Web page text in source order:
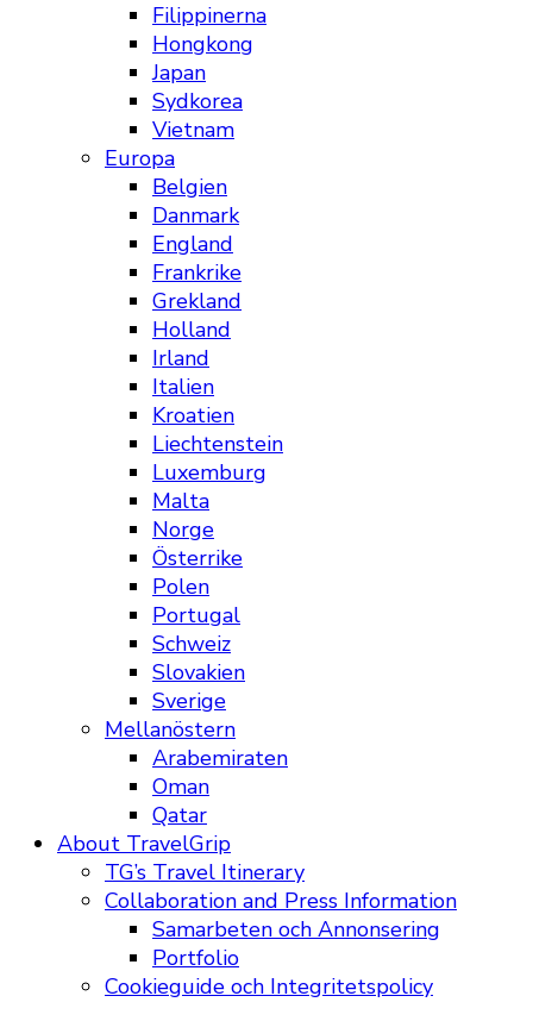
Filippinerna
Hongkong
Japan
Sydkorea
Vietnam
Europa
Belgien
Danmark
England
Frankrike
Grekland
Holland
Irland
Italien
Kroatien
Liechtenstein
Luxemburg
Malta
Norge
Österrike
Polen
Portugal
Schweiz
Slovakien
Sverige
Mellanöstern
Arabemiraten
Oman
Qatar
About TravelGrip
TG’s Travel Itinerary
Collaboration and Press Information
Samarbeten och Annonsering
Portfolio
Cookieguide och Integritetspolicy